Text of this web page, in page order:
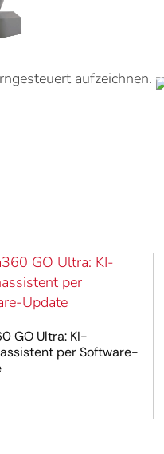
aufzeichnen.
GO Ultra: KI-
per Software-